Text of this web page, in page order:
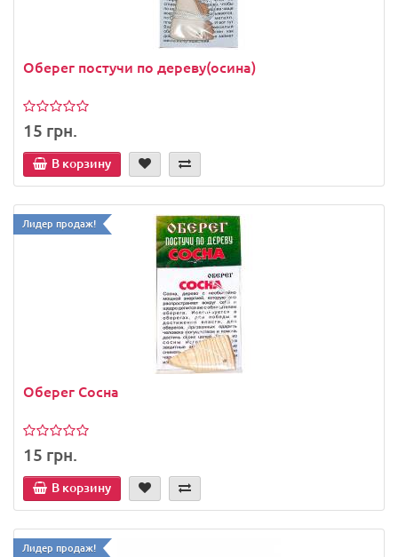
Оберег постучи по дереву(осина)
15 грн.
В корзину
Лидер продаж!
Оберег Сосна
15 грн.
В корзину
Лидер продаж!